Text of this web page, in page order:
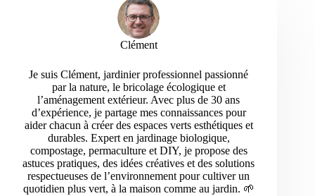
Clément
Je suis Clément, jardinier professionnel passionné
par la nature, le bricolage écologique et
l’aménagement extérieur. Avec plus de 30 ans
d’expérience, je partage mes connaissances pour
aider chacun à créer des espaces verts esthétiques et
durables. Expert en jardinage biologique,
compostage, permaculture et DIY, je propose des
astuces pratiques, des idées créatives et des solutions
respectueuses de l’environnement pour cultiver un
quotidien plus vert, à la maison comme au jardin. 🌱